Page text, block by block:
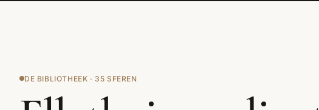
DE BIBLIOTHEEK · 35 SFEREN